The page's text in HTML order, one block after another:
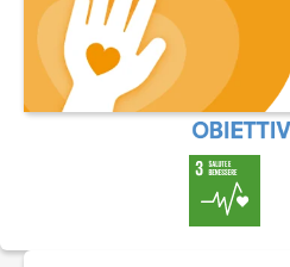
Revelation, che ha un costo
Lanciato nel 2018 dalla
vanta il più ampio angolo di
elevato numero di proiezioni
qualità diagnostica,
comfort per la donna.
L’acquisto del macchinario,
esistente, aiuterà l’Ospedale
tempi di attesa per questo
rappresentare lo strumento
precoce del tumore al seno.